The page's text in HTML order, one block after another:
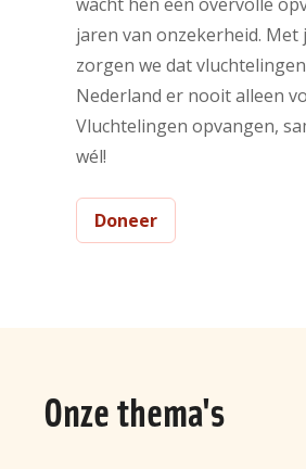
jaren van onzekerheid. Met
zorgen we dat
Nederland er nooit alleen
Vluchtelingen opvangen,
wél!
Doneer
Onze thema's